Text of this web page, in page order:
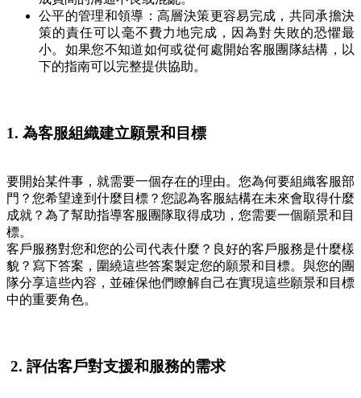
公平的管理和領導：高層決策更容易完成，共同承擔決
策的責任可以毫不費力地完成，因為對失敗的恐懼最
小。如果您不知道如何或從何處開始客服團隊結構，以
下的指南可以完整提供協助。
1. 為客服組織建立願景和目標
要開始某件事，就需要一個存在的理由。您為何要組織客服部
門？您希望達到什麼目標？您認為客服結構在未來會取得什麼
成就？為了幫助指導客服團隊取得成功，您需要一個願景和目
標。
客戶服務對您和您的公司代表什麼？良好的客戶服務是什麼樣
貌？寫下答案，圍繞這些答案製定您的願景和目標。與您的團
隊分享這些內容，並確保他們瞭解自己在實現這些願景和目標
中的重要角色。
2. 評估客戶對支援和服務的需求